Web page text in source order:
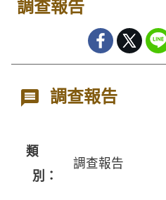
調查報告
調查報告
類
別：
調查報告